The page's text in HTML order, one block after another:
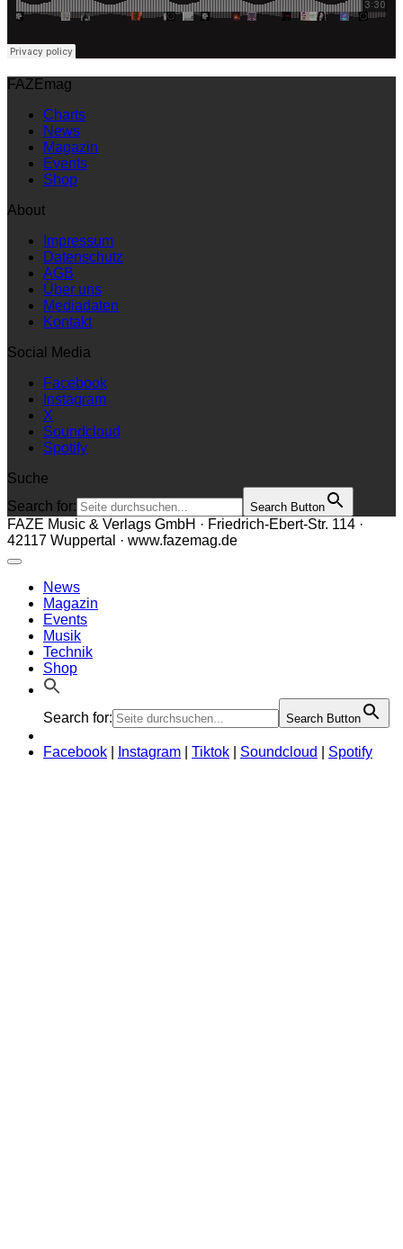
FAZEmag
Charts
News
Magazin
Events
Shop
About
Impressum
Datenschutz
AGB
Über uns
Mediadaten
Kontakt
Social Media
Facebook
Instagram
X
Soundcloud
Spotify
Suche
Search for:
Search Button
FAZE Music & Verlags GmbH · Friedrich-Ebert-Str. 114 ·
42117 Wuppertal · www.fazemag.de
News
Magazin
Events
Musik
Technik
Shop
Search for: Search Button
Facebook Instagram Tiktok Soundcloud Spotify